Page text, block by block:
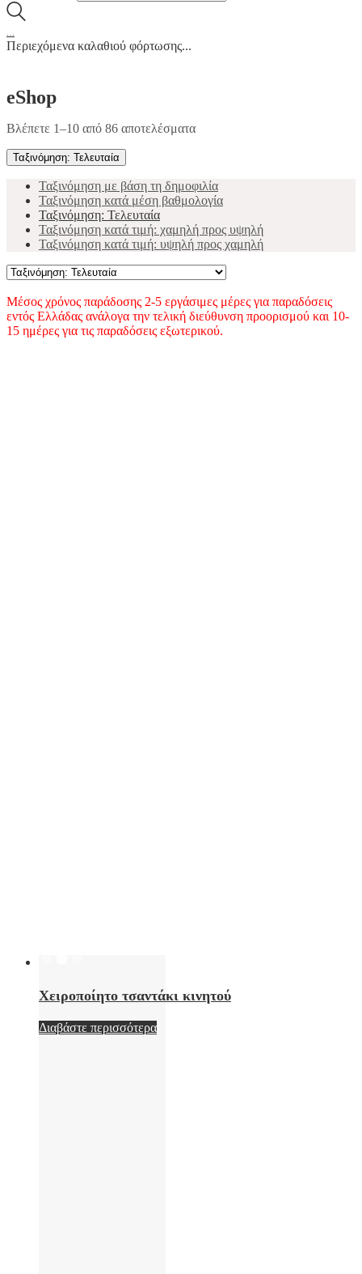
Περιεχόμενα καλαθιού φόρτωσης...
eShop
Βλέπετε 1–10 από 86 αποτελέσματαSorted
Ταξινόμηση: Τελευταία
Ταξινόμηση με βάση τη δημοφιλία
Ταξινόμηση κατά μέση βαθμολογία
Ταξινόμηση: Τελευταία
Ταξινόμηση κατά τιμή: χαμηλή προς υψηλή
Ταξινόμηση κατά τιμή: υψηλή προς χαμηλή
Μέσος χρόνος παράδοσης 2-5 εργάσιμες μέρες για παραδόσεις
εντός Ελλάδας ανάλογα την τελική διεύθυνση προορισμού και 10-
15 ημέρες για τις παραδόσεις εξωτερικού.
Χειροποίητο τσαντάκι κινητού
Διαβάστε περισσότερα